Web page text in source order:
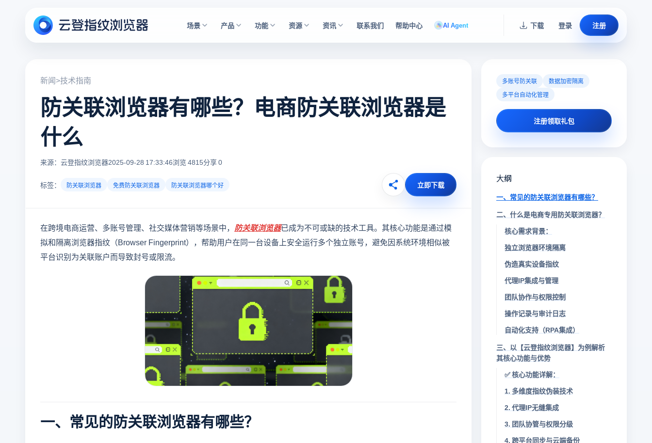
场景 产品 功能 资源 资讯 联系我们 帮助中心 AI Agent 下载 登录 注册
新闻>技术指南
防关联浏览器有哪些？电商防关联浏览器是
什么
来源：云登指纹浏览器2025-09-28 17:33:46浏览 4815分享 0
标签： 防关联浏览器 免费防关联浏览器 防关联浏览器哪个好 立即下载
在跨境电商运营、多账号管理、社交媒体营销等场景中， 防关联浏览器已成为不可或缺的技术工具。其核心功能是通过模
拟和隔离浏览器指纹（Browser Fingerprint），帮助用户在同一台设备上安全运行多个独立账号，避免因系统环境相似被
平台识别为关联账户而导致封号或限流。
一、常见的防关联浏览器有哪些？
多账号防关联
数据加密隔离
多平台自动化管理
注册领取礼包
大纲
一、常见的防关联浏览器有哪些？
二、什么是电商专用防关联浏览器？
核心需求背景：
独立浏览器环境隔离
伪造真实设备指纹
代理IP集成与管理
团队协作与权限控制
操作记录与审计日志
自动化支持（RPA集成）
三、以【云登指纹浏览器】为例解析
其核心功能与优势
✅ 核心功能详解：
1. 多维度指纹伪装技术
2. 代理IP无缝集成
3. 团队协管与权限分级
4. 跨平台同步与云端备份